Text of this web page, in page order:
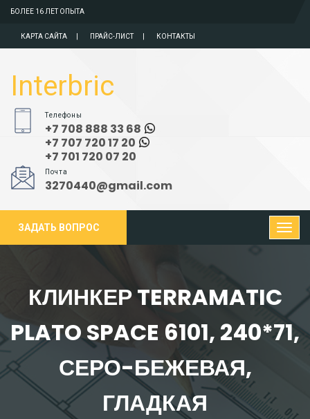
БОЛЕЕ 16 ЛЕТ ОПЫТА
КАРТА САЙТА ПРАЙС-ЛИСТ КОНТАКТЫ
Interbric
Телефоны
+7 708 888 33 68
+7 707 720 17 20
+7 701 720 07 20
Почта
3270440@gmail.com
ЗАДАТЬ ВОПРОС
КЛИНКЕР TERRAMATIC
PLATO SPACE 6101, 240*71,
СЕРО-БЕЖЕВАЯ,
ГЛАДКАЯ